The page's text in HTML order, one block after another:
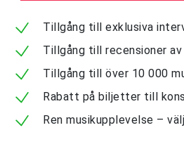
Tillgång till exklusiva
Tillgång till recensioner
Tillgång till över 10 000
Rabatt på biljetter till
Ren musikupplevelse –